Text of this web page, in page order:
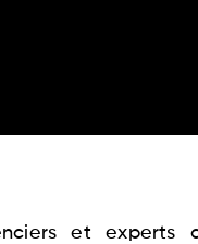
et experts